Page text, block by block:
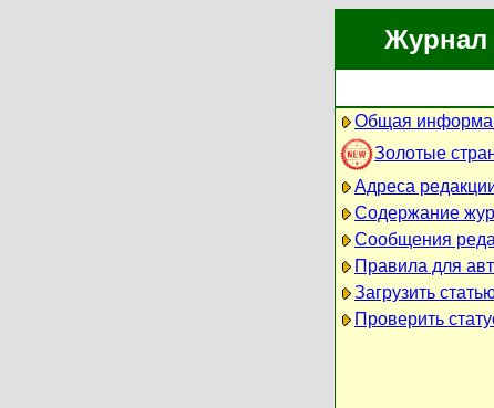
Журнал
Общая
Золотые
Адреса
Содержание
Сообщения
Правила для
Загрузить
Проверить